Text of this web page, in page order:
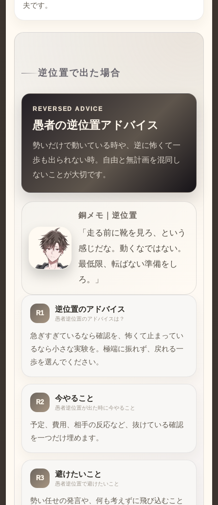
夫です。
逆位置で出た場合
REVERSED ADVICE
愚者の逆位置アドバイス
勢いだけで動いている時や、逆に怖くて一
歩も出られない時。自由と無計画を混同し
ないことが大切です。
銅メモ｜逆位置
「走る前に靴を見ろ、という
感じだな。動くなではない。
最低限、転ばない準備をし
ろ。」
R1 逆位置のアドバイス
愚者逆位置のアドバイスは？
急ぎすぎているなら確認を、怖くて止まってい
るなら小さな実験を。極端に振れず、戻れる一
歩を選んでください。
R2 今やること
愚者逆位置が出た時に今やること
予定、費用、相手の反応など、抜けている確認
を一つだけ埋めます。
R3 避けたいこと
愚者逆位置で避けたいこと
勢い任せの発言や、何も考えずに飛び込むこと